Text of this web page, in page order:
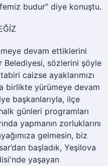
budur” diye konuştu.
devam ettiklerini
Belediyesi, sözlerini şöyle
caizse ayaklarımızı
birlikte yürümeye devam
başkanlarıyla, ilçe
günleri programları
yapmanın zorluklarını
gelmesin, biz
başladık, Yeşilova
yaşayan